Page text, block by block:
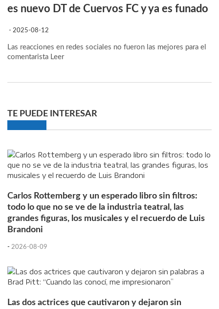
es nuevo DT de Cuervos FC y ya es funado
- 2025-08-12
Las reacciones en redes sociales no fueron las mejores para el
comentarista Leer
TE PUEDE INTERESAR
Carlos Rottemberg y un esperado libro sin filtros:
todo lo que no se ve de la industria teatral, las
grandes figuras, los musicales y el recuerdo de Luis
Brandoni
- 2026-08-09
Las dos actrices que cautivaron y dejaron sin